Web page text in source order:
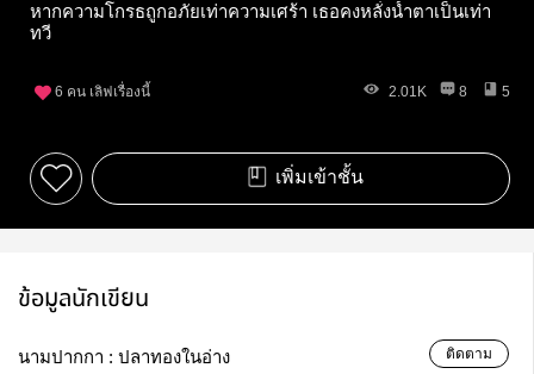
หากความโกรธถูกอภัยเท่าความเศร้า เธอคงหลั่งน้ำตาเป็นเท่า
ทวี
6 คน เลิฟเรื่องนี้ 2.01K 8 5
เพิ่มเข้าชั้น
ข้อมูลนักเขียน
นามปากกา : ปลาทองในอ่าง ติดตาม